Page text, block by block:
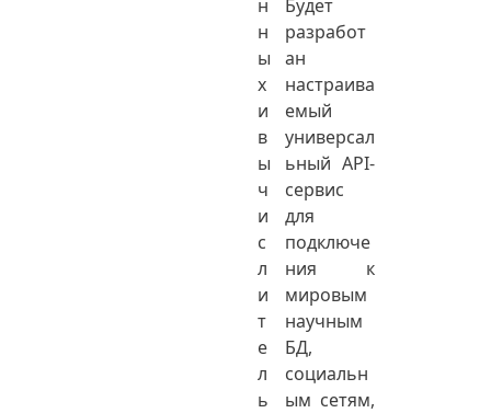
н
н
ы
х
и
в
ы
ч
и
с
л
и
т
е
л
ь
Будет
разработ
ан
настраива
емый
универсал
ьный API-
сервис
для
подключе
ния к
мировым
научным
БД,
социальн
ым сетям,